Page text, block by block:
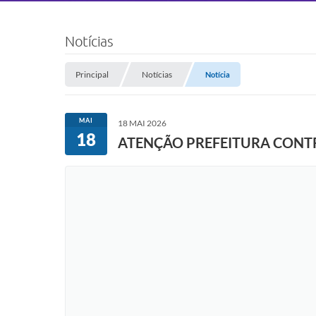
Notícias
Principal Notícias Notícia
MAI
18
18 MAI 2026
ATENÇÃO PREFEITURA